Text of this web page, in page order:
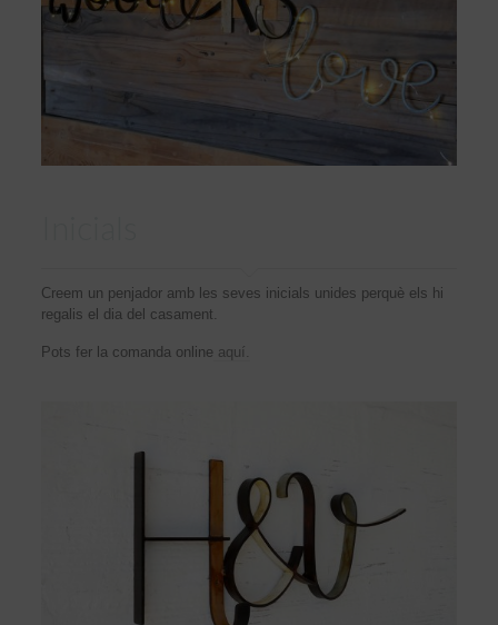
Creem un penjador amb les seves inicials unides perquè els hi
regalis el dia del casament.
Pots fer la comanda online aquí.